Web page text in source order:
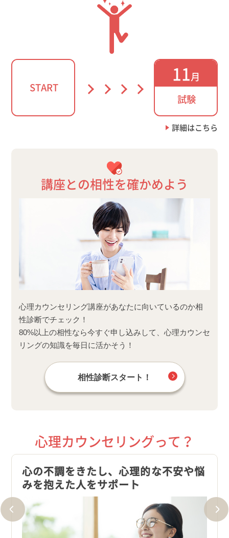
START
11月
試験
詳細はこちら
講座との相性を確かめよう
心理カウンセリング講座があなたに向いているのか相
性診断でチェック！
80%以上の相性なら今すぐ申し込みして、心理カウンセ
リングの知識を毎日に活かそう！
相性診断スタート！
心理カウンセリングって？
心の不調をきたし、心理的な不安や悩
みを抱えた人をサポート